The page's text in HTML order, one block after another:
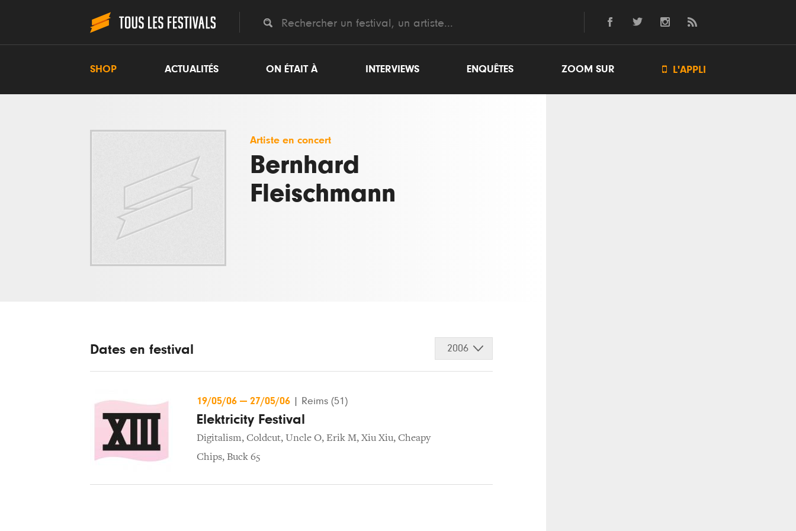
SHOP ACTUALITÉS ON ÉTAIT À INTERVIEWS ENQUÊTES ZOOM SUR  L'APPLI
Artiste en concert
Bernhard
Fleischmann
Dates en festival 2006
19/05/06 — 27/05/06 Reims (51)
Elektricity Festival
Digitalism, Coldcut, Uncle O, Erik M, Xiu Xiu, Cheapy
Chips, Buck 65